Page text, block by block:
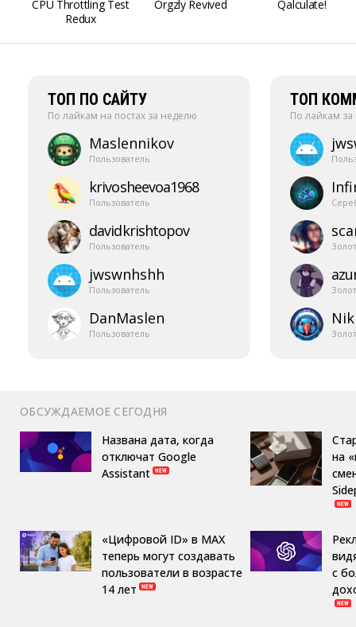
CPU Throttling Test
Redux
Orgzly Revived Qalculate!
ТОП ПО САЙТУ
По лайкам на постах за неделю
Maslennikov
Пользователь
krivosheevoa1968
Пользователь
davidkrishtopov
Пользователь
jwswnhshh
Пользователь
DanMaslen
Пользователь
ТОП
По лайкам
ОБСУЖДАЕМОЕ СЕГОДНЯ
Названа дата, когда
отключат Google
Assistant
«Цифровой ID» в MAX
теперь могут создавать
пользователи в возрасте
14 лет
на
с